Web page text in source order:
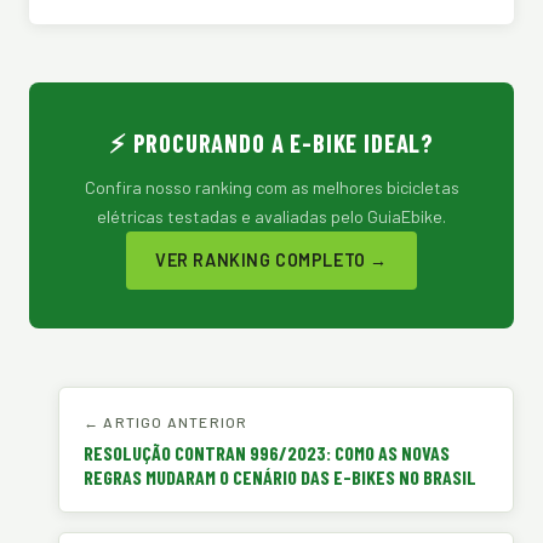
⚡ PROCURANDO A E-BIKE IDEAL?
Confira nosso ranking com as melhores bicicletas
elétricas testadas e avaliadas pelo GuiaEbike.
VER RANKING COMPLETO →
← ARTIGO ANTERIOR
RESOLUÇÃO CONTRAN 996/2023: COMO AS NOVAS
REGRAS MUDARAM O CENÁRIO DAS E-BIKES NO BRASIL